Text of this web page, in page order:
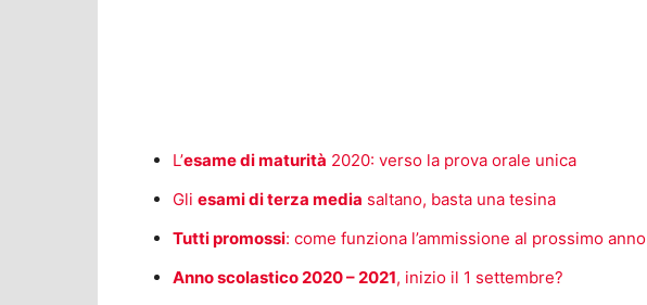
L’esame di maturità 2020: verso la prova orale unica
Gli esami di terza media saltano, basta una tesina
Tutti promossi: come funziona l’ammissione al prossimo anno
Anno scolastico 2020 – 2021, inizio il 1 settembre?